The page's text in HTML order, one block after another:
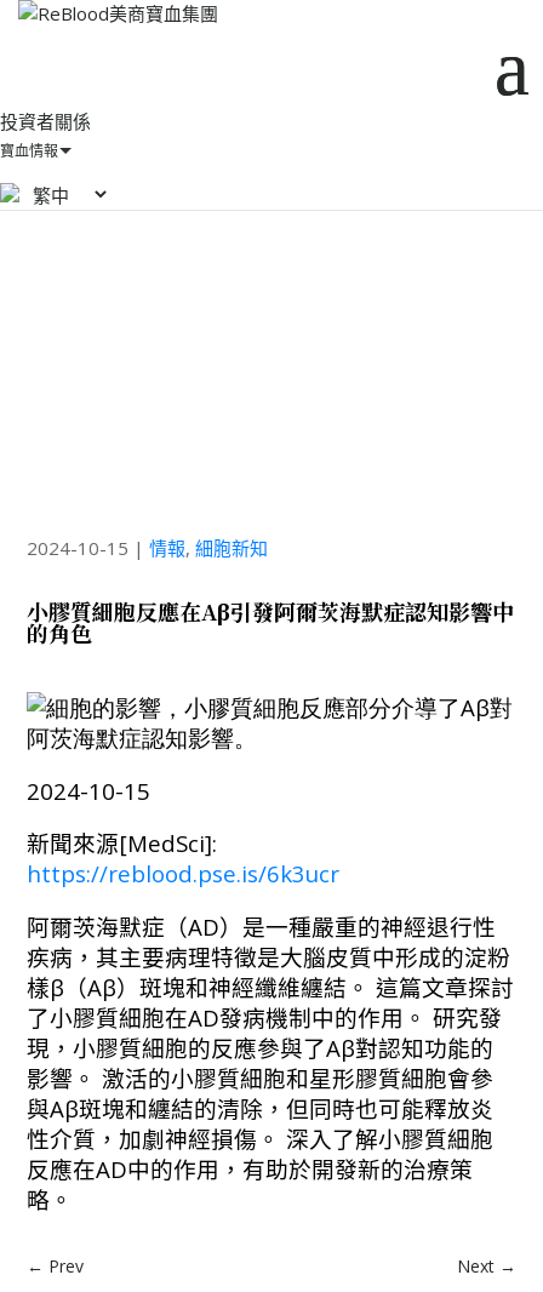
投資者關係
寶血情報
2024-10-15 |情報,細胞新知
小膠質細胞反應在Aβ引發阿爾茨海默症認知影響中
的角色
2024-10-15
新聞來源[MedSci]:
https://reblood.pse.is/6k3ucr
阿爾茨海默症（AD）是一種嚴重的神經退行性
疾病，其主要病理特徵是大腦皮質中形成的淀粉
樣β（Aβ）斑塊和神經纖維纏結。 這篇文章探討
了小膠質細胞在AD發病機制中的作用。 研究發
現，小膠質細胞的反應參與了Aβ對認知功能的
影響。 激活的小膠質細胞和星形膠質細胞會參
與Aβ斑塊和纏結的清除，但同時也可能釋放炎
性介質，加劇神經損傷。 深入了解小膠質細胞
反應在AD中的作用，有助於開發新的治療策
略。
← Prev Next →